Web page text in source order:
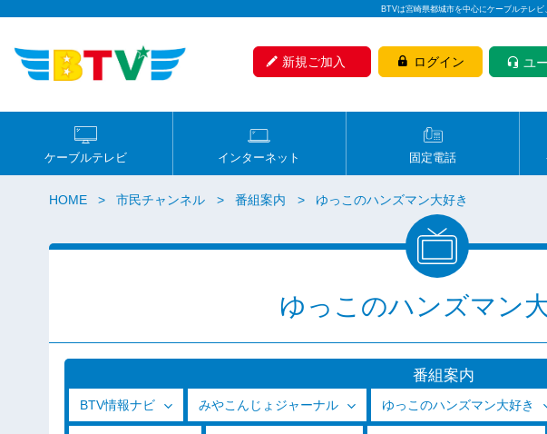
BTVは宮崎県都城市を中心にケーブルテレ
新規ご加入 ログイン ユ
ケーブルテレビ インターネット 固定電話
HOME 市民チャンネル 番組案内 ゆっこのハンズマン大好き
ゆっこのハンズマン
番組案内
BTV情報ナビ みやこんじょジャーナル ゆっこのハンズマン大好き